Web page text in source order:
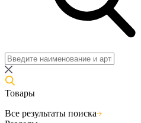
Товары
Все результаты поиска